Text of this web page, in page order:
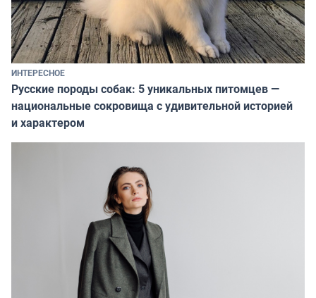
ИНТЕРЕСНОЕ
Русские породы собак: 5 уникальных питомцев —
национальные сокровища с удивительной историей
и характером